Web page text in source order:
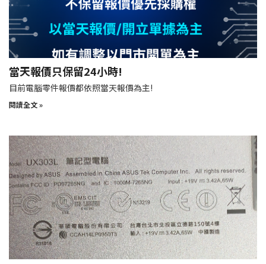
當天報價只保留24小時!
目前電腦零件報價都依照當天報價為主!
閱讀全文 »